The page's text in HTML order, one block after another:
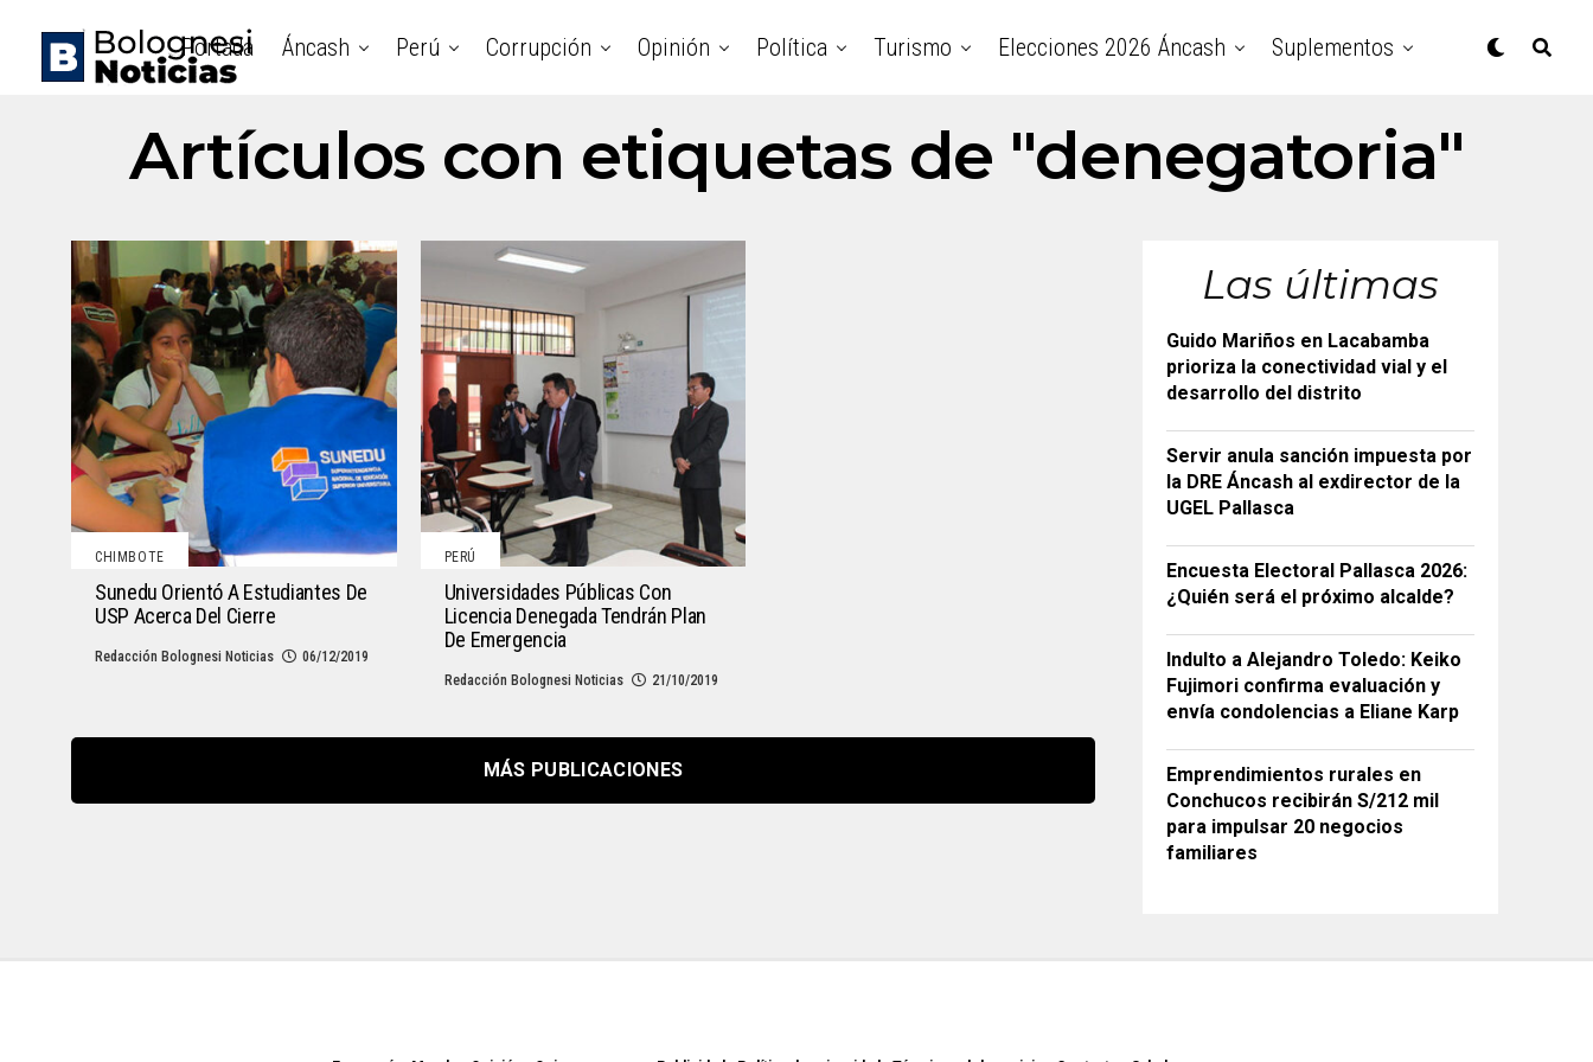
Portada Áncash Perú Corrupción Opinión Política Turismo Elecciones 2026 Áncash Suplementos
Artículos con etiquetas de "denegatoria"
CHIMBOTE
Sunedu Orientó A Estudiantes De
USP Acerca Del Cierre
Redacción Bolognesi Noticias 06/12/2019
PERÚ
Universidades Públicas Con
Licencia Denegada Tendrán Plan
De Emergencia
Redacción Bolognesi Noticias 21/10/2019
MÁS PUBLICACIONES
Las últimas
Guido Mariños en Lacabamba
prioriza la conectividad vial y el
desarrollo del distrito
Servir anula sanción impuesta por
la DRE Áncash al exdirector de la
UGEL Pallasca
Encuesta Electoral Pallasca 2026:
¿Quién será el próximo alcalde?
Indulto a Alejandro Toledo: Keiko
Fujimori confirma evaluación y
envía condolencias a Eliane Karp
Emprendimientos rurales en
Conchucos recibirán S/212 mil
para impulsar 20 negocios
familiares